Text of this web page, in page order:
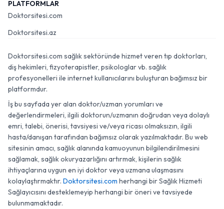
PLATFORMLAR
Doktorsitesi.com
Doktorsitesi.az
Doktorsitesi.com sağlık sektöründe hizmet veren tıp doktorları,
diş hekimleri, fizyoterapistler, psikologlar vb. sağlık
profesyonelleri ile internet kullanıcılarını buluşturan bağımsız bir
platformdur.
İş bu sayfada yer alan doktor/uzman yorumları ve
değerlendirmeleri, ilgili doktorun/uzmanın doğrudan veya dolaylı
emri, talebi, önerisi, tavsiyesi ve/veya ricası olmaksızın, ilgili
hasta/danışan tarafından bağımsız olarak yazılmaktadır. Bu web
sitesinin amacı, sağlık alanında kamuoyunun bilgilendirilmesini
sağlamak, sağlık okuryazarlığını artırmak, kişilerin sağlık
ihtiyaçlarına uygun en iyi doktor veya uzmana ulaşmasını
kolaylaştırmaktır. Doktorsitesi.com herhangi bir Sağlık Hizmeti
Sağlayıcısını desteklemeyip herhangi bir öneri ve tavsiyede
bulunmamaktadır.